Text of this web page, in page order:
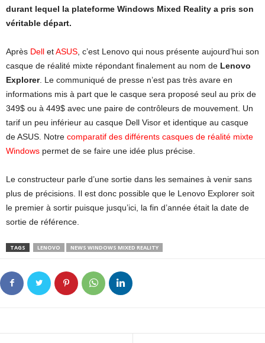
durant lequel la plateforme Windows Mixed Reality a pris son
véritable départ.
Après Dell etASUS , c’est Lenovo qui nous présente aujourd’hui son
casque de réalité mixte répondant finalement au nom de Lenovo
Explorer. Le communiqué de presse n’est pas très avare en
informations mis à part que le casque sera proposé seul au prix de
349$ ou à 449$ avec une paire de contrôleurs de mouvement. Un
tarif un peu inférieur au casque Dell Visor et identique au casque
de ASUS. Notre comparatif des différents casques de réalité mixte
Windows permet de se faire une idée plus précise.
Le constructeur parle d’une sortie dans les semaines à venir sans
plus de précisions. Il est donc possible que le Lenovo Explorer soit
le premier à sortir puisque jusqu’ici, la fin d’année était la date de
sortie de référence.
TAGS LENOVO NEWS WINDOWS MIXED REALITY